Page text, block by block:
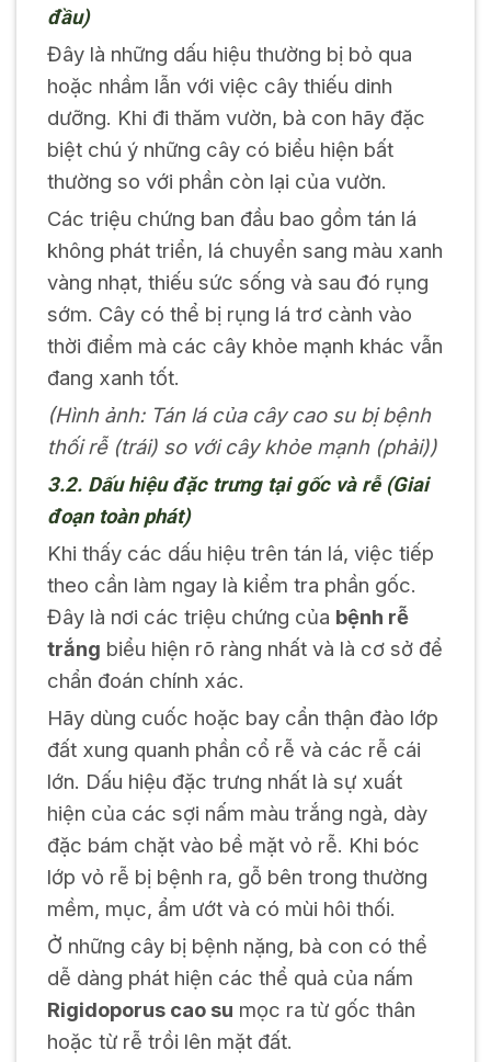
đầu)
Đây là những dấu hiệu thường bị bỏ qua
hoặc nhầm lẫn với việc cây thiếu dinh
dưỡng. Khi đi thăm vườn, bà con hãy đặc
biệt chú ý những cây có biểu hiện bất
thường so với phần còn lại của vườn.
Các triệu chứng ban đầu bao gồm tán lá
không phát triển, lá chuyển sang màu xanh
vàng nhạt, thiếu sức sống và sau đó rụng
sớm. Cây có thể bị rụng lá trơ cành vào
thời điểm mà các cây khỏe mạnh khác vẫn
đang xanh tốt.
(Hình ảnh: Tán lá của cây cao su bị bệnh
thối rễ (trái) so với cây khỏe mạnh (phải))
3.2. Dấu hiệu đặc trưng tại gốc và rễ (Giai
đoạn toàn phát)
Khi thấy các dấu hiệu trên tán lá, việc tiếp
theo cần làm ngay là kiểm tra phần gốc.
Đây là nơi các triệu chứng của bệnh rễ
trắng biểu hiện rõ ràng nhất và là cơ sở để
chẩn đoán chính xác.
Hãy dùng cuốc hoặc bay cẩn thận đào lớp
đất xung quanh phần cổ rễ và các rễ cái
lớn. Dấu hiệu đặc trưng nhất là sự xuất
hiện của các sợi nấm màu trắng ngà, dày
đặc bám chặt vào bề mặt vỏ rễ. Khi bóc
lớp vỏ rễ bị bệnh ra, gỗ bên trong thường
mềm, mục, ẩm ướt và có mùi hôi thối.
Ở những cây bị bệnh nặng, bà con có thể
dễ dàng phát hiện các thể quả của nấm
Rigidoporus cao su mọc ra từ gốc thân
hoặc từ rễ trồi lên mặt đất.